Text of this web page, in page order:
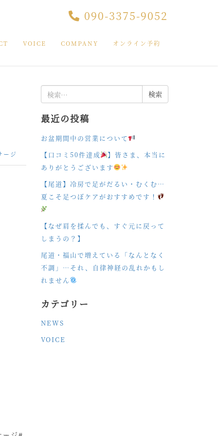
090-3375-9052
VOICE COMPANY オンライン予約
ージ
索:
最近の投稿
お盆期間中の営業について
【口コミ50件達成
】皆さま、本当に
ありがとうございます
【尾道】冷房で足がだるい・むくむ…
夏こそ足つぼケアがおすすめです！
【なぜ肩を揉んでも、すぐ元に戻って
しまうの？】
尾道・福山で増えている「なんとなく
不調」…それ、自律神経の乱れかもし
れません
カテゴリー
NEWS
VOICE